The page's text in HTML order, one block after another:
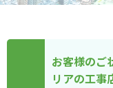
お客様のご
リアの工事